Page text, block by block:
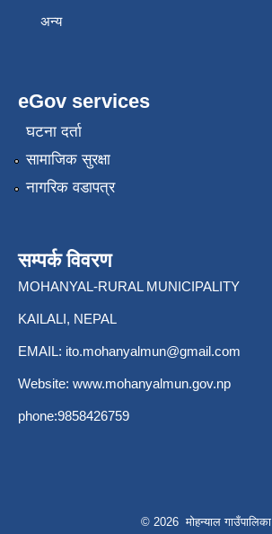
अन्य
eGov services
घटना दर्ता
सामाजिक सुरक्षा
नागरिक वडापत्र
सम्पर्क विवरण
MOHANYAL-RURAL MUNICIPALITY
KAILALI, NEPAL
EMAIL: ito.mohanyalmun@gmail.com
Website: www.mohanyalmun.gov.np
phone:9858426759
© 2026 मोहन्याल गाउँपालिका